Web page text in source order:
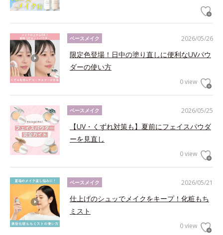
2026/05/26
ベースメイク
限定色登場！日中の塗り直しに便利なUVパウ
ダーの使い方
0 view
2026/05/25
ベースメイク
【UV・くずれ対策も】夏前にフェイスパウダ
ーを見直し
0 view
2026/05/21
ベースメイク
仕上げのシュッでメイクをキープ！化粧もち
ミスト
0 view